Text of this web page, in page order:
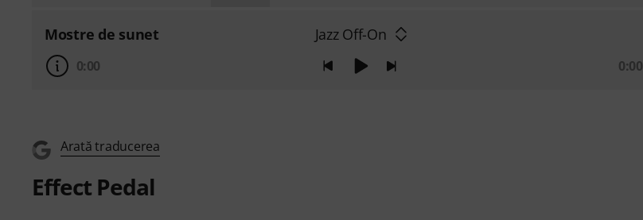
Mostre de sunet Jazz Off-On
0:00 0:00
Arată traducerea
Effect Pedal